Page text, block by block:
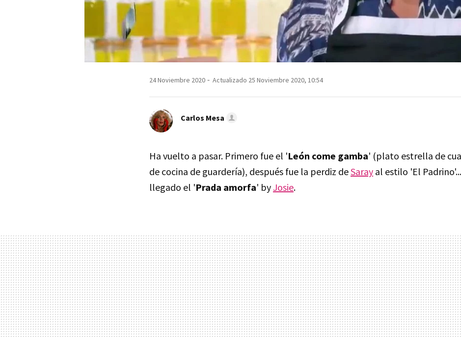
24 Noviembre 2020 Actualizado 25 Noviembre 2020, 10:54
Carlos Mesa
Ha vuelto a pasar. Primero fue el 'León come gamba' (plato estrella de
de cocina de guardería), después fue la perdiz deSaray al estilo 'El
llegado el 'Prada amorfa' byJosie.